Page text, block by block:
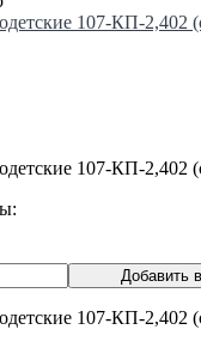
107-КП-2,402
107-КП-2,402
107-КП-2,402